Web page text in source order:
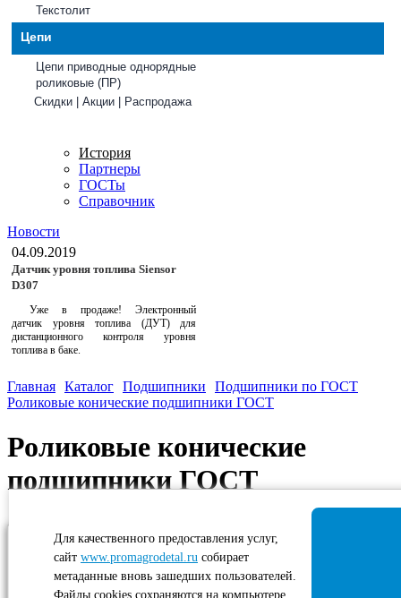
Текстолит
Цепи
Цепи приводные однорядные
роликовые (ПР)
Скидки | Акции | Распродажа
История
Партнеры
ГОСТы
Справочник
Новости
04.09.2019
Датчик уровня топлива Siensor
D307
Уже в продаже! Электронный
датчик уровня топлива (ДУТ) для
дистанционного контроля уровня
топлива в баке.
Главная Каталог Подшипники
Подшипники по ГОСТ
Роликовые конические подшипники ГОСТ
Роликовые конические
подшипники ГОСТ
воспринимают одновременно действующие
радиальные и осевые нагрузки. Восприятие
осевой нагрузки определяется углом
конусности наружного кольца.
Для качественного предоставления услуг,
сайт www.promagrodetal.ru собирает
метаданные вновь зашедших пользователей.
Файлы cookies сохраняются на компьютере